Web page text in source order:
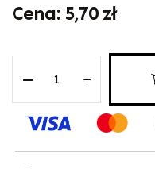
5,70 zł